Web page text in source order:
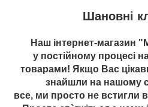
Шановні
Наш інтернет-магазин
у постійному процесі
товарами! Якщо Вас
знайшли на нашому
все, ми просто не встигли